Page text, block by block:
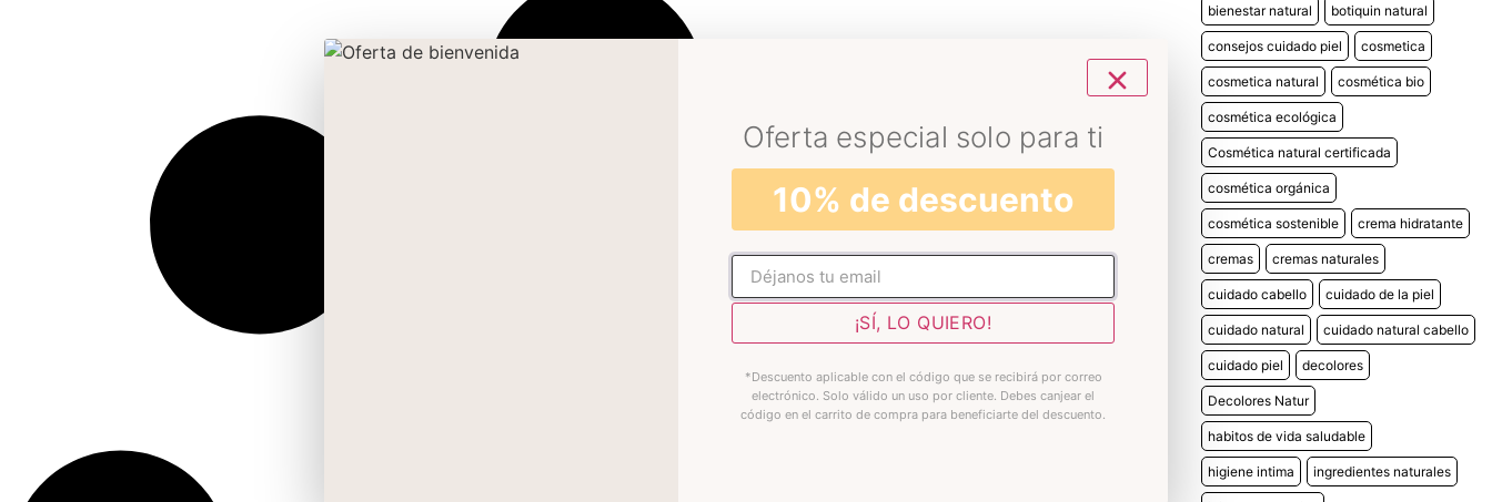
bienestar natural botiquin natural
consejos cuidado piel cosmetica
cosmetica natural cosmética bio
cosmética ecológica
Cosmética natural certificada
cosmética orgánica
cosmética sostenible crema hidratante
cremas cremas naturales
cuidado cabello cuidado de la piel
cuidado natural cuidado natural cabello
cuidado piel decolores
Decolores Natur
habitos de vida saludable
higiene intima ingredientes naturales
Oferta especial solo para ti
10% de descuento
No rellenar
¡SÍ, LO QUIERO!
*Descuento aplicable con el código que se recibirá por correo
electrónico. Solo válido un uso por cliente. Debes canjear el
código en el carrito de compra para beneficiarte del descuento.